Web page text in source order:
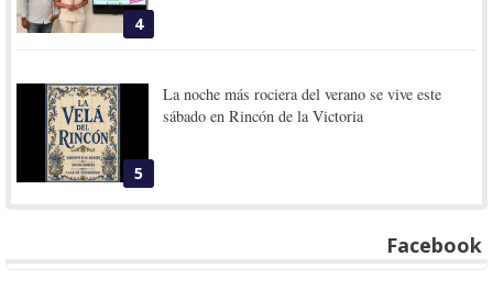
4
5
La noche más rociera del verano se vive este
sábado en Rincón de la Victoria
Facebook